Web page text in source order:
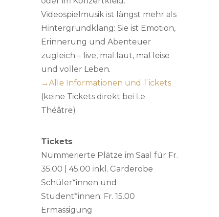
Videospielmusik ist längst mehr als
Hintergrundklang: Sie ist Emotion,
Erinnerung und Abenteuer
zugleich – live, mal laut, mal leise
und voller Leben.
→Alle Informationen und Tickets
(keine Tickets direkt bei Le
Théâtre)
Tickets
Nummerierte Plätze im Saal für Fr.
35.00 | 45.00 inkl. Garderobe
Schüler*innen und
Student*innen: Fr. 15.00
Ermässigung